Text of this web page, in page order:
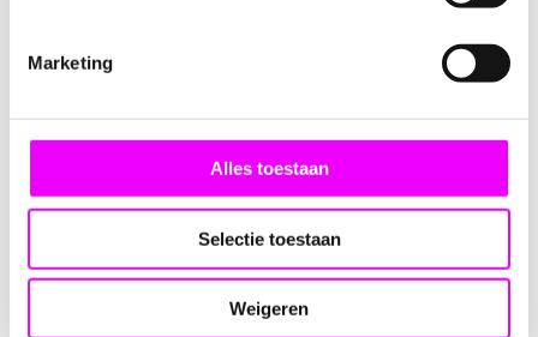
Marketing
Alles toestaan
Selectie toestaan
Weigeren
Bedankjes voor bruiloft, babyshower of verjaardag
Kenmerken:
7×6×6 cm
Gemaakt van helder plexiglas
Staat op een stevig voetje
Voorzien van een mooi schulprandje